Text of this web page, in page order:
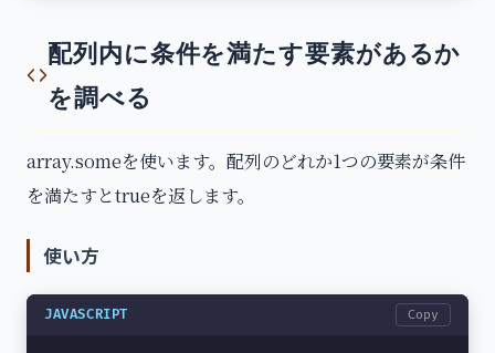
配列内に条件を満たす要素があるか
を調べる
array.someを使います。配列のどれか1つの要素が条件
を満たすとtrueを返します。
使い方
JAVASCRIPT Copy